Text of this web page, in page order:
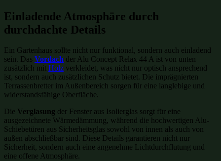
Einladende Atmosphäre durch
durchdachte Details
Ein Gartenhaus sollte nicht nur funktional, sondern auch einladend
sein. Das Vordach der Alu Concept Relax 44 A ist von unten
zusätzlich mit Holz verkleidet, was nicht nur optisch ansprechend
ist, sondern auch zusätzlichen Schutz bietet. Die imprägnierten
Terrassenbretter im Außenbereich sorgen für eine langlebige und
widerstandsfähige Oberfläche.
Die Verglasung der Fenster aus Isolierglas sorgt für eine
ausgezeichnete Wärmedämmung, während die hochwertigen Alu-
Schiebetüren aus Sicherheitsglas sowohl von innen als auch von
außen abschließbar sind. Diese Details garantieren nicht nur
Sicherheit, sondern auch eine angenehme Lichtdurchflutung und
eine offene Atmosphäre.